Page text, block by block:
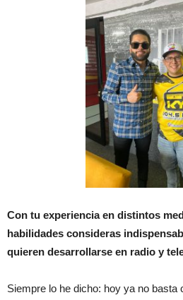
Con tu experiencia en distintos
habilidades consideras
quieren desarrollarse en radio y
Siempre lo he dicho: hoy ya no basta